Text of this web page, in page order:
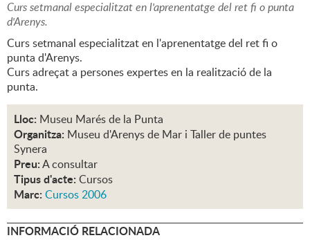
Curs setmanal especialitzat en l'aprenentatge del ret fi o punta
d'Arenys.
Curs setmanal especialitzat en l'aprenentatge del ret fi o
punta d'Arenys.
Curs adreçat a persones expertes en la realització de la
punta.
Lloc: Museu Marés de la Punta
Organitza: Museu d'Arenys de Mar i Taller de puntes
Synera
Preu:A consultar
Tipus d'acte: Cursos
Marc: Cursos 2006
INFORMACIÓ RELACIONADA